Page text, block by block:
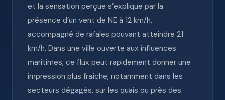
et la sensation perçue s’explique par la
présence d’un vent de NE à 12 km/h,
accompagné de rafales pouvant atteindre 21
km/h. Dans une ville ouverte aux influences
maritimes, ce flux peut rapidement donner une
impression plus fraîche, notamment dans les
secteurs dégagés, sur les quais ou près des